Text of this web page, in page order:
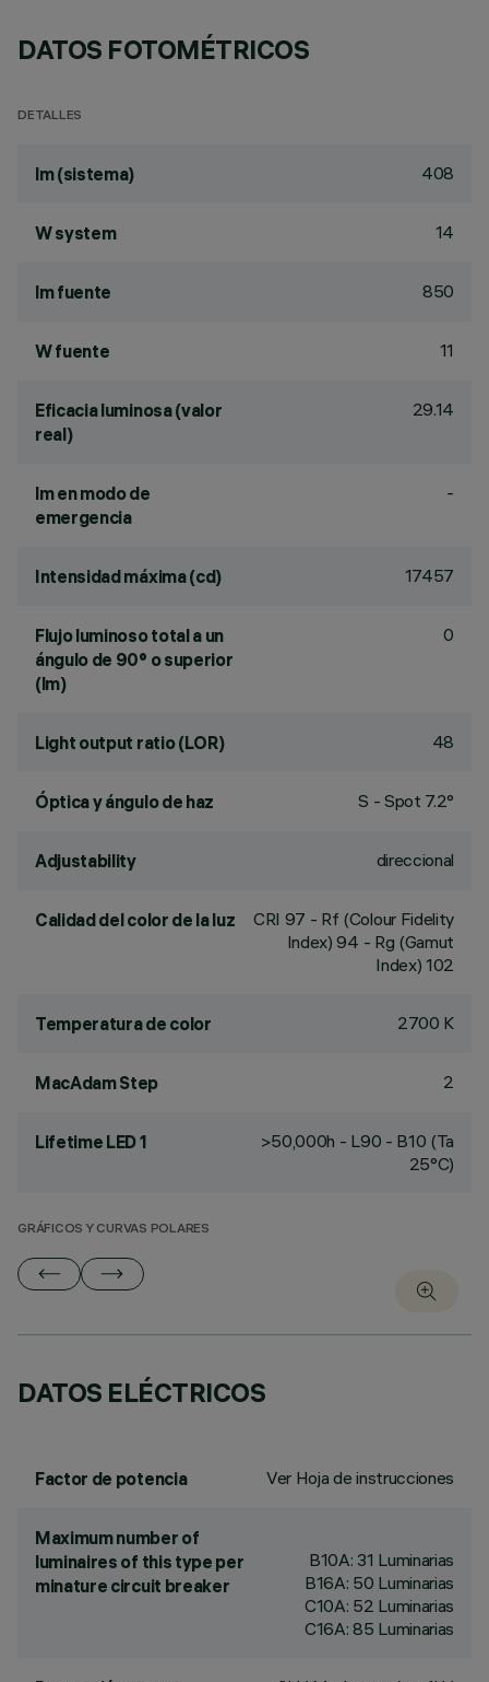
DATOS FOTOMÉTRICOS
DETALLES
lm (sistema) 408
W system 14
lm fuente 850
W fuente 11
Eficacia luminosa (valor
real)
29.14
lm en modo de
emergencia
-
Intensidad máxima (cd) 17457
Flujo luminoso total a un
ángulo de 90° o superior
(lm)
0
Light output ratio (LOR) 48
Óptica y ángulo de haz S - Spot 7.2°
Adjustability direccional
Calidad del color de la luz CRI 97 - Rf (Colour Fidelity
Index) 94 - Rg (Gamut
Index) 102
Temperatura de color 2700 K
MacAdam Step 2
Lifetime LED 1
>50,000h - L90 - B10 (Ta
25°C)
GRÁFICOS Y CURVAS POLARES
DATOS ELÉCTRICOS
Factor de potencia Ver Hoja de instrucciones
Maximum number of
luminaires of this type per
minature circuit breaker
B10A: 31 Luminarias
B16A: 50 Luminarias
C10A: 52 Luminarias
C16A: 85 Luminarias